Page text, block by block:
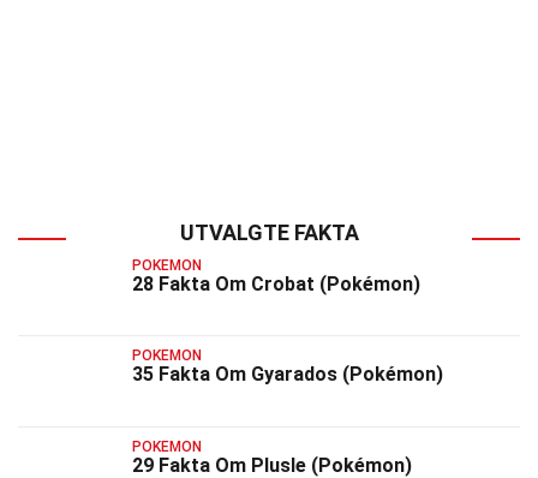
UTVALGTE FAKTA
POKEMON
28 Fakta Om Crobat (Pokémon)
POKEMON
35 Fakta Om Gyarados (Pokémon)
POKEMON
29 Fakta Om Plusle (Pokémon)